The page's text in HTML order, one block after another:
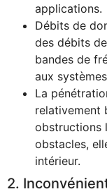
applications.
Débits de
des débits
bandes de
aux
La
relativement
obstructions
obstacles,
intérieur.
2.